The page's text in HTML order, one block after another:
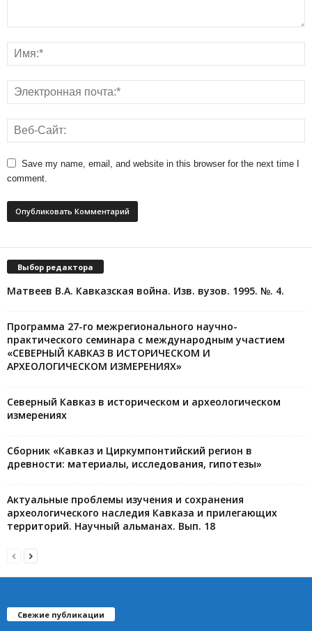
Save my name, email, and website in this browser for the next time I
comment.
Выбор редактора
Матвеев В.А. Кавказская война. Изв. вузов. 1995. №. 4.
Программа 27-го межрегионального научно-
практического семинара с международным участием
«СЕВЕРНЫЙ КАВКАЗ В ИСТОРИЧЕСКОМ И
АРХЕОЛОГИЧЕСКОМ ИЗМЕРЕНИЯХ»
Северный Кавказ в историческом и археологическом
измерениях
Сборник «Кавказ и Циркумпонтийский регион в
древности: материалы, исследования, гипотезы»
Актуальные проблемы изучения и сохранения
археологического наследия Кавказа и прилегающих
территорий. Научный альманах. Вып. 18
Свежие публикации